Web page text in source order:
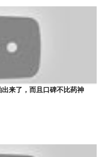
出来了，而且口碑不比药神